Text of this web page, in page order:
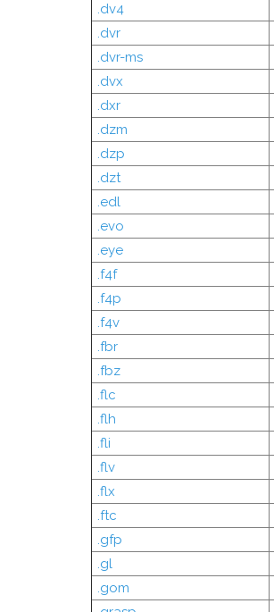
.dv4
.dvr
.dvr-ms
.dvx
.dxr
.dzm
.dzp
.dzt
.edl
.evo
.eye
.f4f
.f4p
.f4v
.fbr
.fbz
.flc
.flh
.fli
.flv
.flx
.ftc
.gfp
.gl
.gom